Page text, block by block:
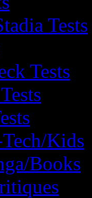
Tests
Tests
Kids
Books